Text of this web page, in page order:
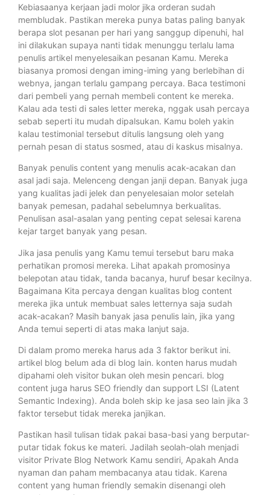
Kebiasaanya kerjaan jadi molor jika orderan sudah
membludak. Pastikan mereka punya batas paling banyak
berapa slot pesanan per hari yang sanggup dipenuhi, hal
ini dilakukan supaya nanti tidak menunggu terlalu lama
penulis artikel menyelesaikan pesanan Kamu. Mereka
biasanya promosi dengan iming-iming yang berlebihan di
webnya, jangan terlalu gampang percaya. Baca testimoni
dari pembeli yang pernah membeli content ke mereka.
Kalau ada testi di sales letter mereka, nggak usah percaya
sebab seperti itu mudah dipalsukan. Kamu boleh yakin
kalau testimonial tersebut ditulis langsung oleh yang
pernah pesan di status sosmed, atau di kaskus misalnya.
Banyak penulis content yang menulis acak-acakan dan
asal jadi saja. Melenceng dengan janji depan. Banyak juga
yang kualitas jadi jelek dan penyelesaian molor setelah
banyak pemesan, padahal sebelumnya berkualitas.
Penulisan asal-asalan yang penting cepat selesai karena
kejar target banyak yang pesan.
Jika jasa penulis yang Kamu temui tersebut baru maka
perhatikan promosi mereka. Lihat apakah promosinya
belepotan atau tidak, tanda bacanya, huruf besar kecilnya.
Bagaimana Kita percaya dengan kualitas blog content
mereka jika untuk membuat sales letternya saja sudah
acak-acakan? Masih banyak jasa penulis lain, jika yang
Anda temui seperti di atas maka lanjut saja.
Di dalam promo mereka harus ada 3 faktor berikut ini.
artikel blog belum ada di blog lain. konten harus mudah
dipahami oleh visitor bukan oleh mesin pencari. blog
content juga harus SEO friendly dan support LSI (Latent
Semantic Indexing). Anda boleh skip ke jasa seo lain jika 3
faktor tersebut tidak mereka janjikan.
Pastikan hasil tulisan tidak pakai basa-basi yang berputar-
putar tidak fokus ke materi. Jadilah seolah-olah menjadi
visitor Private Blog Network Kamu sendiri, Apakah Anda
nyaman dan paham membacanya atau tidak. Karena
content yang human friendly semakin disenangi oleh